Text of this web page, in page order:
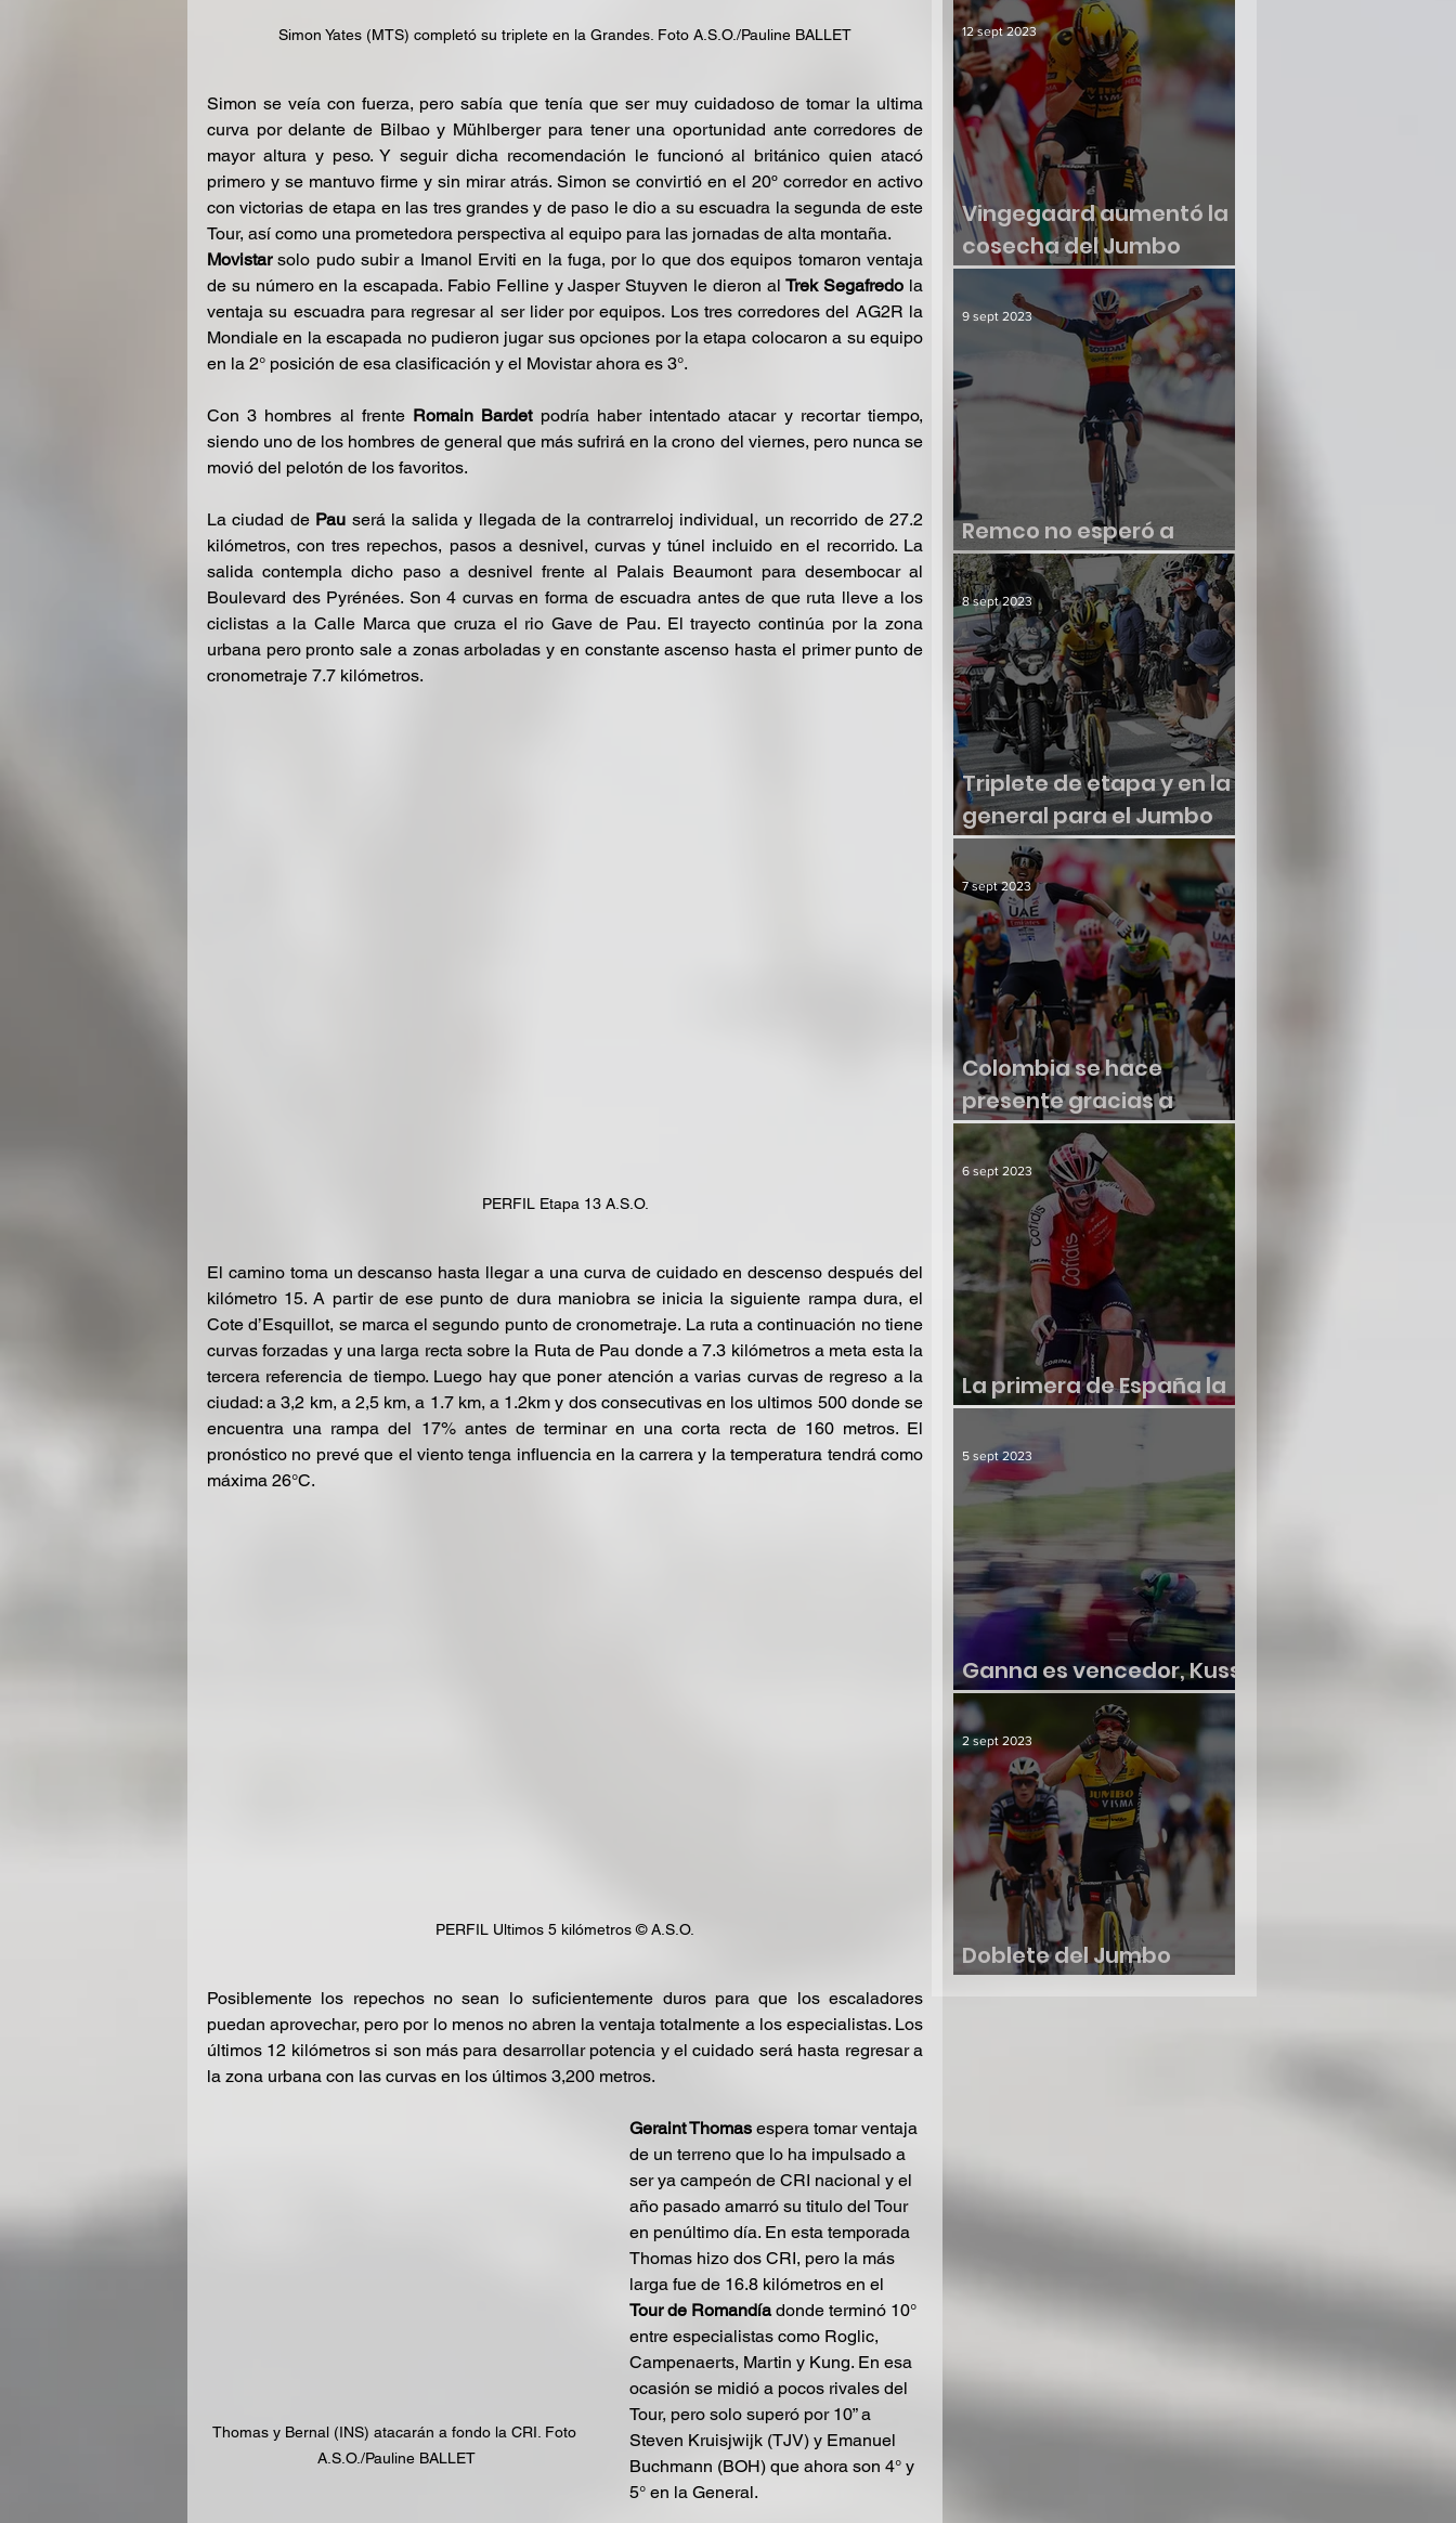
Simon Yates (MTS) completó su triplete en la Grandes. Foto A.S.O./Pauline BALLET
Simon se veía con fuerza, pero sabía que tenía que ser muy cuidadoso de tomar la ultima
curva por delante de Bilbao y Mühlberger para tener una oportunidad ante corredores de
mayor altura y peso. Y seguir dicha recomendación le funcionó al británico quien atacó
primero y se mantuvo firme y sin mirar atrás. Simon se convirtió en el 20º corredor en activo
con victorias de etapa en las tres grandes y de paso le dio a su escuadra la segunda de este
Tour, así como una prometedora perspectiva al equipo para las jornadas de alta montaña.
Movistar solo pudo subir a Imanol Erviti en la fuga, por lo que dos equipos tomaron ventaja
de su número en la escapada. Fabio Felline y Jasper Stuyven le dieron al Trek Segafredo la
ventaja su escuadra para regresar al ser lider por equipos. Los tres corredores del AG2R la
Mondiale en la escapada no pudieron jugar sus opciones por la etapa colocaron a su equipo
en la 2° posición de esa clasificación y el Movistar ahora es 3°.
Con 3 hombres al frente Romain Bardet podría haber intentado atacar y recortar tiempo,
siendo uno de los hombres de general que más sufrirá en la crono del viernes, pero nunca se
movió del pelotón de los favoritos.
La ciudad de Pau será la salida y llegada de la contrarreloj individual, un recorrido de 27.2
kilómetros, con tres repechos, pasos a desnivel, curvas y túnel incluido en el recorrido. La
salida contempla dicho paso a desnivel frente al Palais Beaumont para desembocar al
Boulevard des Pyrénées. Son 4 curvas en forma de escuadra antes de que ruta lleve a los
ciclistas a la Calle Marca que cruza el rio Gave de Pau. El trayecto continúa por la zona
urbana pero pronto sale a zonas arboladas y en constante ascenso hasta el primer punto de
cronometraje 7.7 kilómetros.
PERFIL Etapa 13 A.S.O.
El camino toma un descanso hasta llegar a una curva de cuidado en descenso después del
kilómetro 15. A partir de ese punto de dura maniobra se inicia la siguiente rampa dura, el
Cote d’Esquillot, se marca el segundo punto de cronometraje. La ruta a continuación no tiene
curvas forzadas y una larga recta sobre la Ruta de Pau donde a 7.3 kilómetros a meta esta la
tercera referencia de tiempo. Luego hay que poner atención a varias curvas de regreso a la
ciudad: a 3,2 km, a 2,5 km, a 1.7 km, a 1.2km y dos consecutivas en los ultimos 500 donde se
encuentra una rampa del 17% antes de terminar en una corta recta de 160 metros. El
pronóstico no prevé que el viento tenga influencia en la carrera y la temperatura tendrá como
máxima 26°C.
PERFIL Ultimos 5 kilómetros © A.S.O.
Posiblemente los repechos no sean lo suficientemente duros para que los escaladores
puedan aprovechar, pero por lo menos no abren la ventaja totalmente a los especialistas. Los
últimos 12 kilómetros si son más para desarrollar potencia y el cuidado será hasta regresar a
la zona urbana con las curvas en los últimos 3,200 metros.
Thomas y Bernal (INS) atacarán a fondo la CRI. Foto
A.S.O./Pauline BALLET
Geraint Thomas espera tomar ventaja
de un terreno que lo ha impulsado a
ser ya campeón de CRI nacional y el
año pasado amarró su titulo del Tour
en penúltimo día. En esta temporada
Thomas hizo dos CRI, pero la más
larga fue de 16.8 kilómetros en el
Tour de Romandía donde terminó 10°
entre especialistas como Roglic,
Campenaerts, Martin y Kung. En esa
ocasión se midió a pocos rivales del
Tour, pero solo superó por 10” a
Steven Kruisjwijk (TJV) y Emanuel
Buchmann (BOH) que ahora son 4° y
5° en la General.
Vingegaard aumentó la
cosecha del Jumbo
Visma
12 sept 2023
Remco no esperó a
renacer en la Vuelta
9 sept 2023
Triplete de etapa y en la
general para el Jumbo
Visma
8 sept 2023
Colombia se hace
presente gracias a
Molano
7 sept 2023
La primera de España la
consiguió Jesús Herrada
6 sept 2023
Ganna es vencedor, Kuss
no suelta la roja
5 sept 2023
Doblete del Jumbo
2 sept 2023